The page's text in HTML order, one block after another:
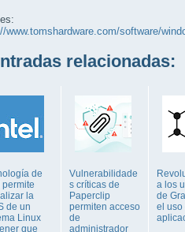
www.tomshardware.com/software/
relacionadas:
de
permite
la
de un
Linux
que
Vulnerabilidade
s críticas de
Paperclip
permiten acceso
de
administrador
a los
de
el uso